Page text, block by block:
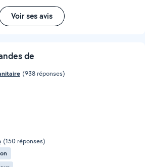
Voir ses avis
de
(938 réponses)
(150 réponses)